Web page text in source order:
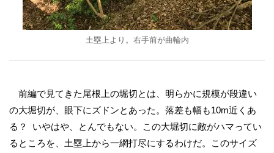
土塁上より。右手前が曲輪内
前編で見てきた尾根上の堀切とは、明らかに規模が段違い
の大堀切が、眼下にズドンとあった。落差も幅も10m近くあ
る？ いやはや、とんでもない。この大堀切に敵がハマってい
るところを、土塁上から一網打尽にするわけだ。このサイズ